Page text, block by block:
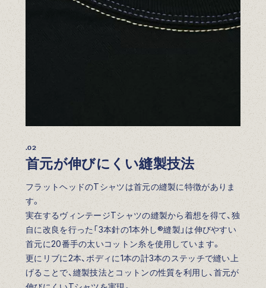
.02
首元が伸びにくい縫製技法
フラットヘッドのTシャツは首元の縫製に特徴がありま
す。
実在するヴィンテージTシャツの縫製から着想を得て、独
自に改良を行った「3本針の1本外し®縫製」は伸びやすい
首元に20番手の太いコットン糸を使用しています。
更にリブに2本、ボディに1本の計3本のステッチで縫い上
げることで、縫製技法とコットンの性質を利用し、首元が